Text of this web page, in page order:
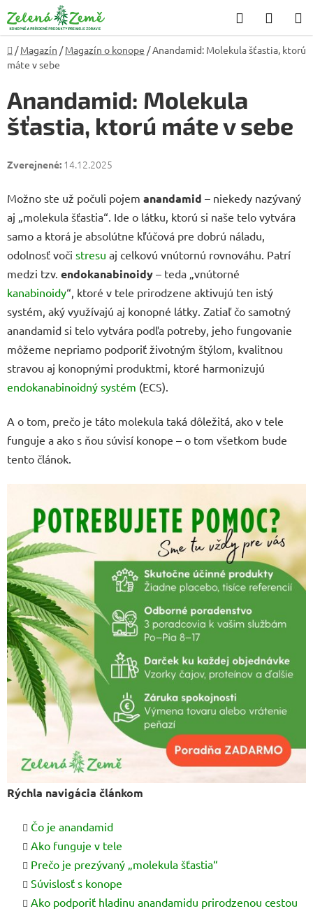
na
obsah
Hľadať
KOŠÍK
Domov
/ Magazín / Magazín o konope /Anandamid: Molekula šťastia, ktorú
máte v sebe
Anandamid: Molekula
šťastia, ktorú máte v sebe
14.12.2025
Možno ste už počuli pojem anandamid – niekedy nazývaný
aj „molekula šťastia“. Ide o látku, ktorú si naše telo vytvára
samo a ktorá je absolútne kľúčová pre dobrú náladu,
odolnosť voči stresu aj celkovú vnútornú rovnováhu. Patrí
medzi tzv. endokanabinoidy – teda „vnútorné
kanabinoidy“, ktoré v tele prirodzene aktivujú ten istý
systém, aký využívajú aj konopné látky. Zatiaľ čo samotný
anandamid si telo vytvára podľa potreby, jeho fungovanie
môžeme nepriamo podporiť životným štýlom, kvalitnou
stravou aj konopnými produktmi, ktoré harmonizujú
endokanabinoidný systém (ECS).
A o tom, prečo je táto molekula taká dôležitá, ako v tele
funguje a ako s ňou súvisí konope – o tom všetkom bude
tento článok.
Rýchla navigácia článkom
Čo je anandamid
Ako funguje v tele
Prečo je prezývaný „molekula šťastia“
Súvislosť s konope
Ako podporiť hladinu anandamidu prirodzenou cestou